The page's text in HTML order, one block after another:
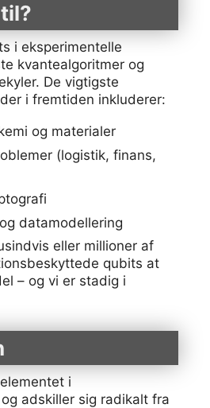
i eksperimentelle
kvantealgoritmer og
De vigtigste
i fremtiden inkluderer:
og materialer
(logistik, finans,
datamodellering
eller millioner af
qubits at
– og vi er stadig i
i
adskiller sig radikalt fra